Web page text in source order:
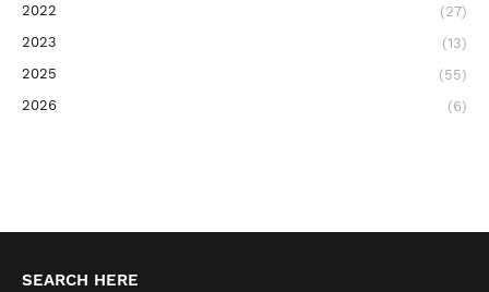
2022
(27)
2023
(13)
2025
(55)
2026
(6)
SEARCH HERE